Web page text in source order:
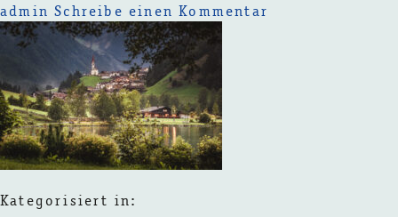
admin Schreibe einen Kommentar
Kategorisiert in: